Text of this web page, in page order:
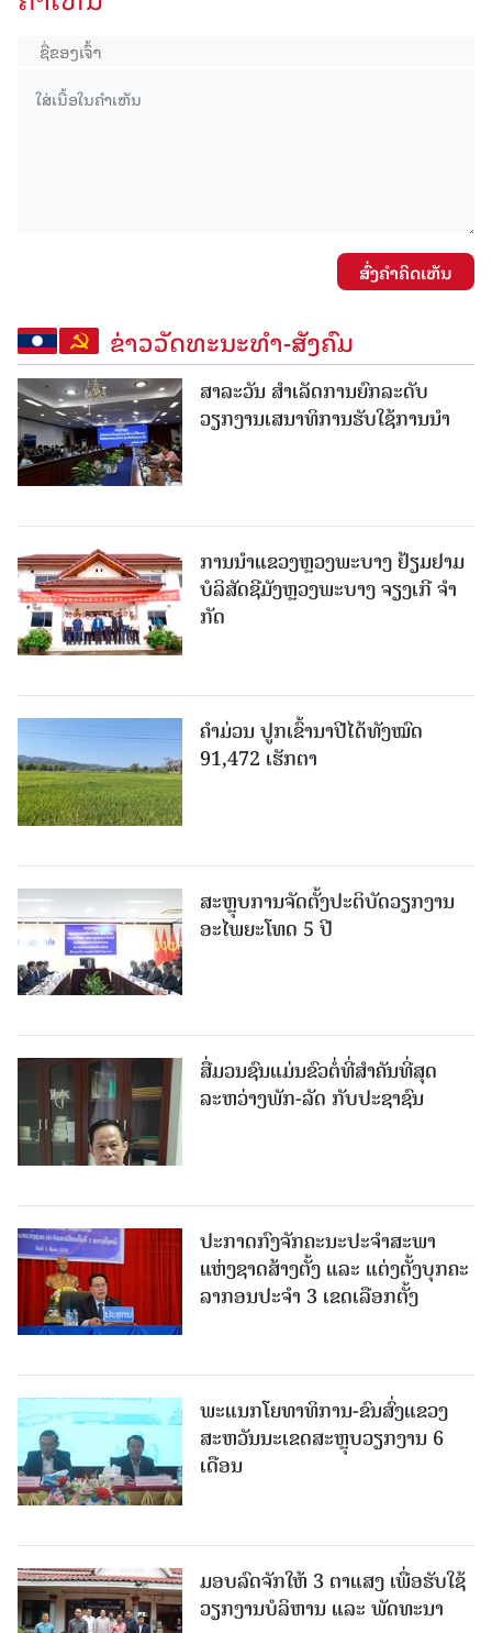
ສົ່ງຄໍາຄິດເຫັນ
ຂ່າວວັດທະນະທຳ-ສັງຄົມ
ສາລະວັນ ສໍາເລັດການຍົກລະດັບ
ວຽກງານເສນາທິການຮັບໃຊ້ການນໍາ
ການນຳແຂວງຫຼວງພະບາງ ຢ້ຽມ​ຢາມ
ບໍ​ລິ​ສັດຊີມັງຫຼວງພະບາງ ຈຽງເກີ ຈໍາ
ກັດ
ຄໍາມ່ວນ ປູກເຂົ້ານາປີໄດ້ທັງໝົດ
91,472 ເຮັກຕາ
ສະຫຼຸບການຈັດຕັ້ງປະຕິບັດວຽກງານ
ອະໄພຍະໂທດ 5 ປີ
ສື່ມວນຊົນແມ່ນຂົວຕໍ່ທີ່ສໍາຄັນທີ່ສຸດ
ລະຫວ່າງພັກ-ລັດ ກັບປະຊາຊົນ
ປະກາດກົງຈັກຄະນະປະຈໍາສະພາ
ແຫ່ງຊາດສ້າງຕັ້ງ ແລະ ແຕ່ງຕັ້ງບຸກຄະ
ລາກອນປະຈໍາ 3 ເຂດເລືອກຕັ້ງ
ພະແນກໂຍທາທິການ-ຂົນສົ່ງແຂວງ
ສະຫວັນນະເຂດສະຫຼຸບວຽກງານ 6
ເດືອນ
ມອບລົດຈັກໃຫ້ 3 ຕາແສງ ເພື່ອຮັບໃຊ້
ວຽກງານບໍລິຫານ ແລະ ພັດທະນາ